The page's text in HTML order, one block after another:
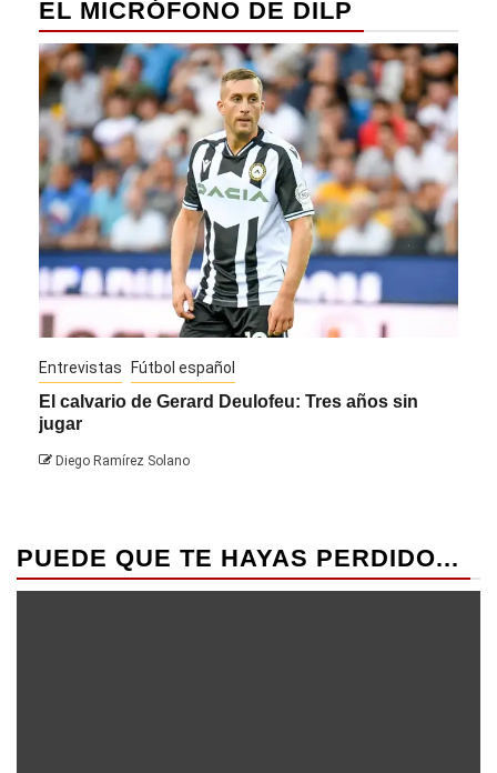
EL MICRÓFONO DE DILP
Entrevistas Fútbol español
El calvario de Gerard Deulofeu: Tres años sin
jugar
Diego Ramírez Solano
PUEDE QUE TE HAYAS PERDIDO...